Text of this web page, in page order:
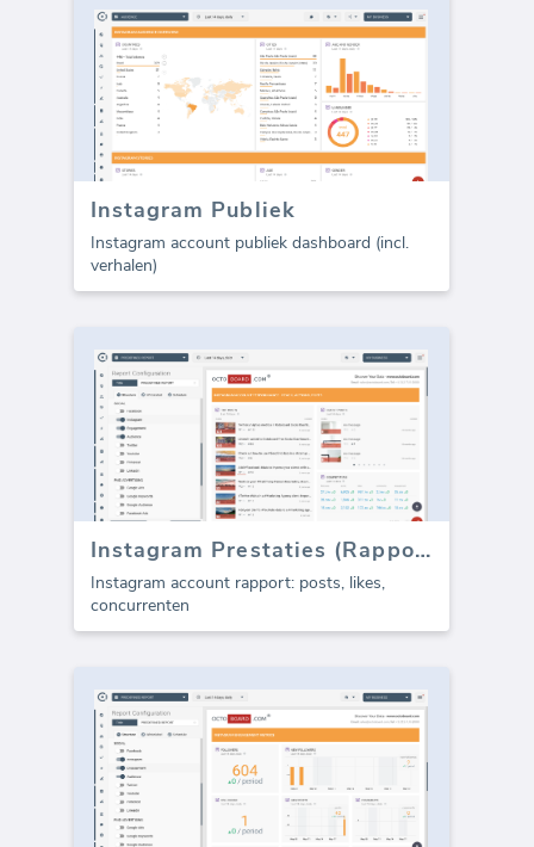
Instagram Publiek
Instagram account publiek dashboard (incl.
verhalen)
Instagram Prestaties (Rapport)
Instagram account rapport: posts, likes,
concurrenten